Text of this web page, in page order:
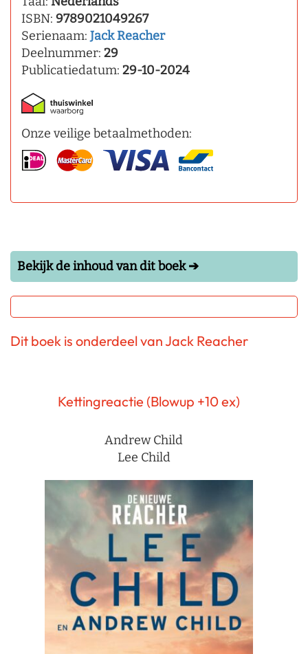
ISBN: 9789021049267
Serienaam: Jack Reacher
Deelnummer: 29
Publicatiedatum: 29-10-2024
Onze veilige betaalmethoden:
Bekijk de inhoud van dit boek ➔
Dit boek is onderdeel van Jack Reacher
Kettingreactie (Blowup +10 ex)
Andrew Child
Lee Child